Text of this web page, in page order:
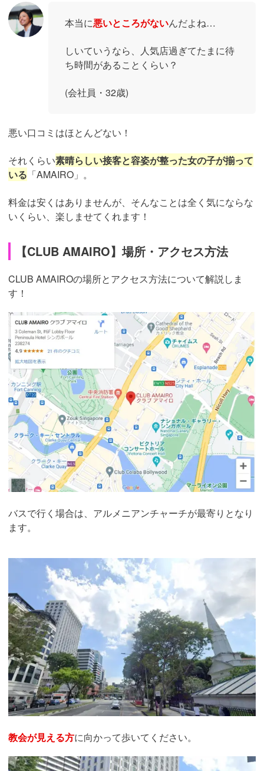
本当に悪いところがないんだよね…
しいていうなら、人気店過ぎてたまに待
ち時間があることくらい？
(会社員・32歳)
悪い口コミはほとんどない！
それくらい素晴らしい接客と容姿が整った女の子が揃って
いる 「AMAIRO」。
料金は安くはありませんが、そんなことは全く気にならな
いくらい、楽しませてくれます！
【CLUB AMAIRO】場所・アクセス方法
CLUB AMAIROの場所とアクセス方法について解説しま
す！
バスで行く場合は、アルメニアンチャーチが最寄りとなり
ます。
教会が見える方に向かって歩いてください。